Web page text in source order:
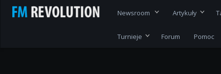
Newsroom Artykuły
Turnieje Forum Pomoc